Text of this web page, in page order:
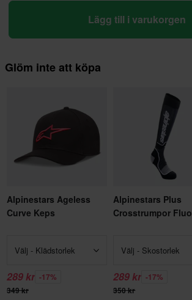
Lägg till i varukorgen
Glöm inte att köpa
Alpinestars Ageless
Curve Keps
Välj - Klädstorlek
289 kr -17%
349 kr
Alpinestars Plus
Crosstrumpor Fluo
Välj - Skostorlek
289 kr -17%
350 kr